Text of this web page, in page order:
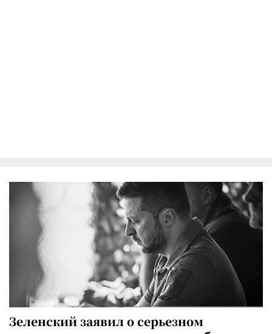
Зеленский заявил о серьезном